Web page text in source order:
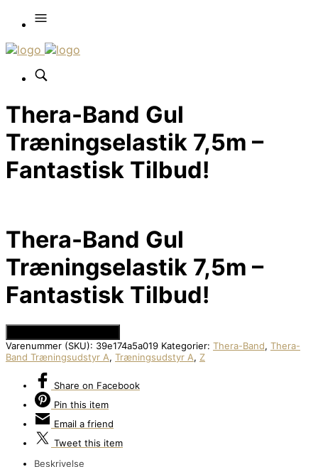
Thera-Band Gul
Træningselastik 7,5m –
Fantastisk Tilbud!
Thera-Band Gul
Træningselastik 7,5m –
Fantastisk Tilbud!
Varenummer (SKU): 39e174a5a019 Kategorier: Thera-Band, Thera-
Band Træningsudstyr A, Træningsudstyr A, Z
Share on Facebook
Pin this item
Email a friend
Tweet this item
Beskrivelse